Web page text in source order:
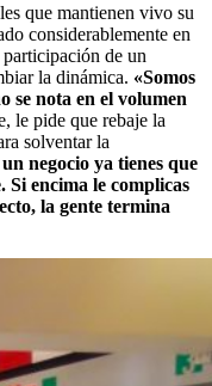
que mantienen vivo su
considerablemente en
de un
la dinámica. «Somos
se nota en el volumen
le pide que rebaje la
solventar la
negocio ya tienes que
encima le complicas
la gente termina